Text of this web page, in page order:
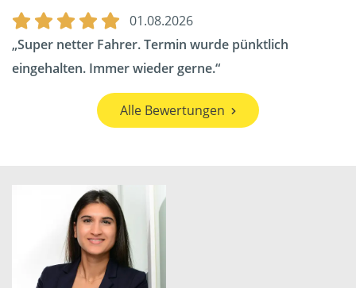
01.08.2026
Super netter Fahrer. Termin wurde pünktlich
eingehalten. Immer wieder gerne.
Alle Bewertungen